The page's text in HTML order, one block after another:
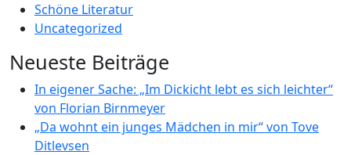
Schöne Literatur
Uncategorized
Neueste Beiträge
In eigener Sache: „Im Dickicht lebt es sich leichter“
von Florian Birnmeyer
„Da wohnt ein junges Mädchen in mir“ von Tove
Ditlevsen